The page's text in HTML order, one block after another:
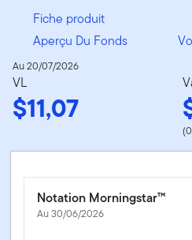
Fiche produit
Aperçu Du Fonds
Au 20/07/2026
VL
$11,07
Notation Morningstar™
Au 30/06/2026